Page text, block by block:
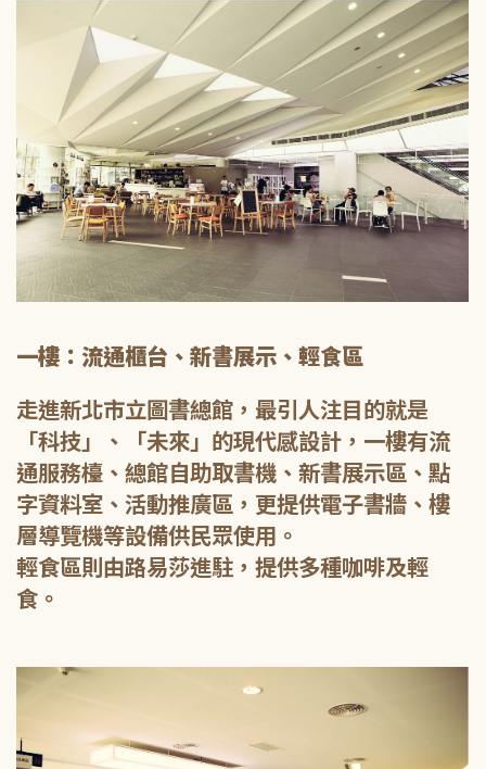
一樓：流通櫃台、新書展示、輕食區
走進新北市立圖書總館，最引人注目的就是
「科技」、「未來」的現代感設計，一樓有流
通服務檯、總館自助取書機、新書展示區、點
字資料室、活動推廣區，更提供電子書牆、樓
層導覽機等設備供民眾使用。
輕食區則由路易莎進駐，提供多種咖啡及輕
食。